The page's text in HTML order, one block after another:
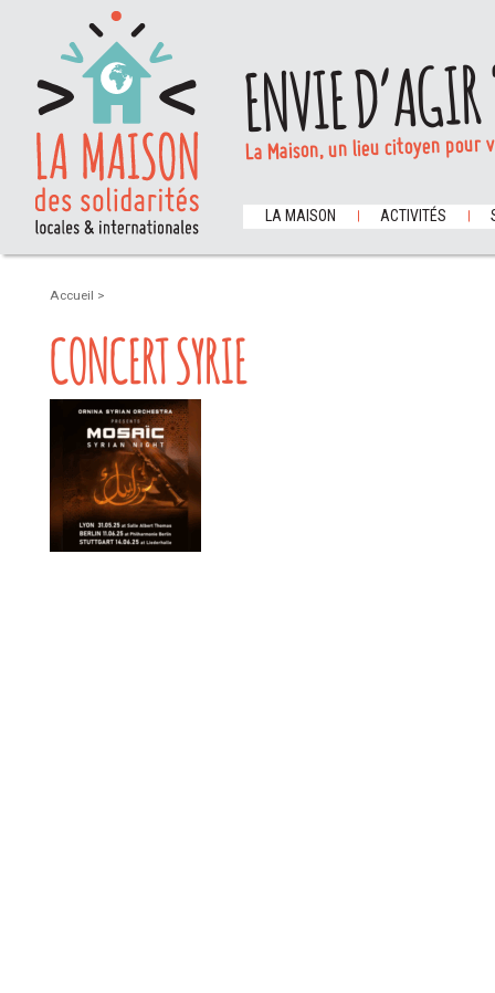
ENVIE
La Maison, un lieu citoyen
LA MAISON ACTIVITÉS
Accueil >
CONCERT SYRIE